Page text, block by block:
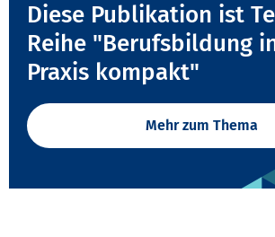
Diese Publikation ist
Reihe "Berufsbildung
Praxis kompakt"
Mehr zum Thema